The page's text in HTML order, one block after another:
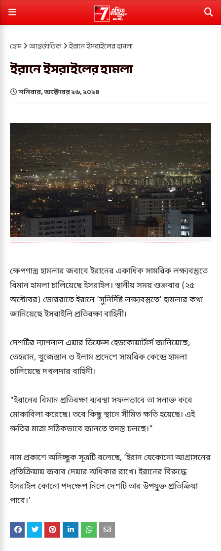
হোম আন্তর্জাতিক ইরানে ইসরাইলের হামলা
ইরানে ইসরাইলের হামলা
শনিবার, অক্টোবর ২৬, ২০২৪
ক্ষেপণাস্ত্র হামলার জবাবে ইরানের একাধিক সামরিক লক্ষ্যবস্তুতে
বিমান হামলা চালিয়েছে ইসরাইল। স্থানীয় সময় শুক্রবার (২৫
অক্টোবর) ভোররাতে ইরানে ‘সুনির্দিষ্ট লক্ষ্যবস্তুতে’ হামলার কথা
জানিয়েছে ইসরাইলি প্রতিরক্ষা বাহিনী।
দেশটির ন্যাশনাল এয়ার ডিফেন্স হেডকোয়ার্টার্স জানিয়েছে,
তেহরান, খুজেস্তান ও ইলাম প্রদেশে সামরিক কেন্দ্রে হামলা
চালিয়েছে দখলদার বাহিনী।
"ইরানের বিমান প্রতিরক্ষা ব্যবস্থা সফলভাবে তা সনাক্ত করে
মোকাবিলা করেছে। তবে কিছু স্থানে সীমিত ক্ষতি হয়েছে। এই
ক্ষতির মাত্রা সঠিকভাবে জানতে তদন্ত চলছে।"
নাম প্রকাশে অনিচ্ছুক সূত্রটি বলেছে, ‘ইরান যেকোনো আগ্রাসনের
প্রতিক্রিয়ায় জবাব দেয়ার অধিকার রাখে। ইরানের বিরুদ্ধে
ইসরাইল কোনো পদক্ষেপ নিলে দেশটি তার উপযুক্ত প্রতিক্রিয়া
পাবে।’